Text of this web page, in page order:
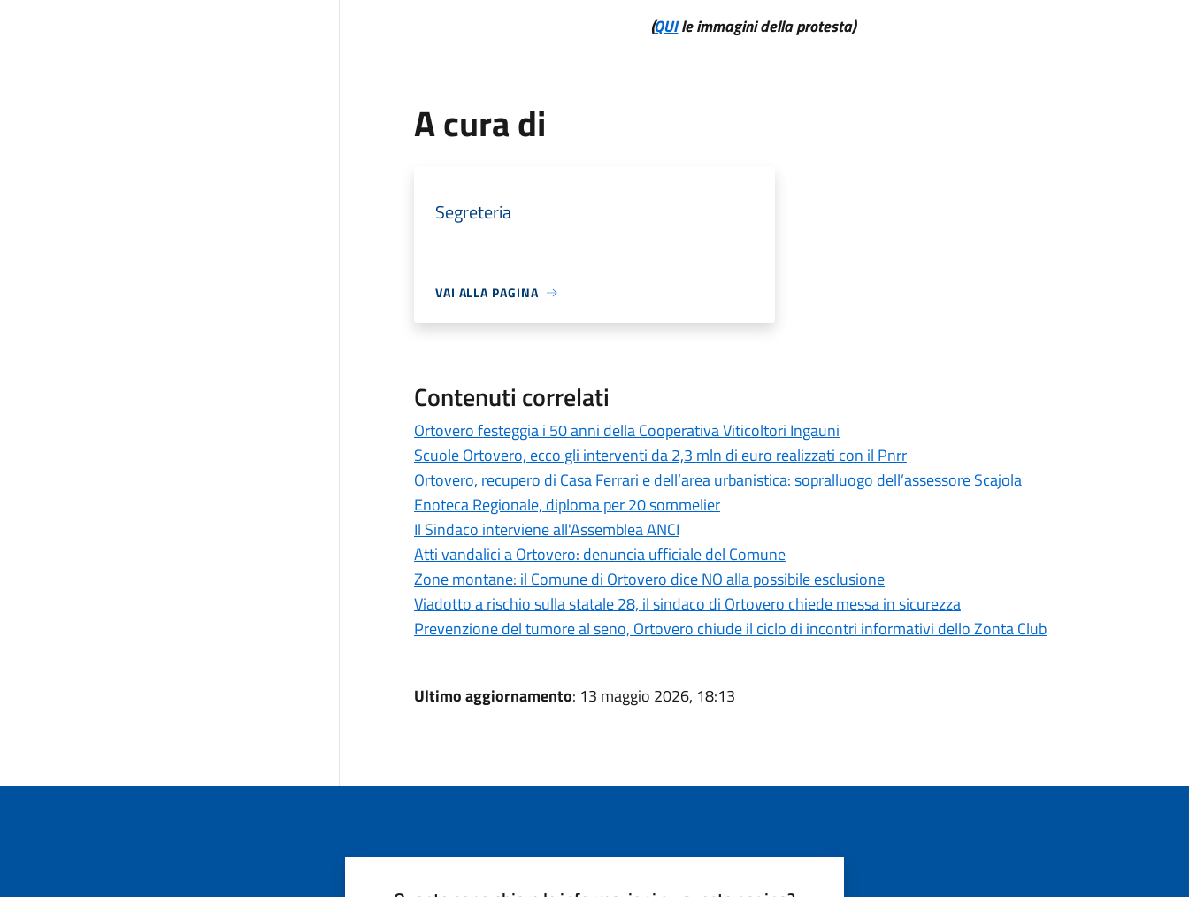
(QUIle immagini della protesta)
A cura di
Segreteria
VAI ALLA PAGINA
Contenuti correlati
Ortovero festeggia i 50 anni della Cooperativa Viticoltori Ingauni
Scuole Ortovero, ecco gli interventi da 2,3 mln di euro realizzati con il Pnrr
Ortovero, recupero di Casa Ferrari e dell’area urbanistica: sopralluogo dell’assessore Scajola
Enoteca Regionale, diploma per 20 sommelier
Il Sindaco interviene all'Assemblea ANCI
Atti vandalici a Ortovero: denuncia ufficiale del Comune
Zone montane: il Comune di Ortovero dice NO alla possibile esclusione
Viadotto a rischio sulla statale 28, il sindaco di Ortovero chiede messa in sicurezza
Prevenzione del tumore al seno, Ortovero chiude il ciclo di incontri informativi dello Zonta Club
Ultimo aggiornamento: 13 maggio 2026, 18:13